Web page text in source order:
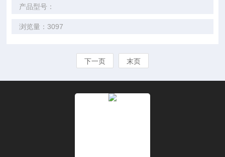
产品型号：
浏览量：3097
下一页 末页